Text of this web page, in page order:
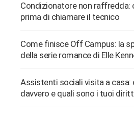
Condizionatore non raffredda:
prima di chiamare il tecnico
Come finisce Off Campus: la
della serie romance di Elle
Assistenti sociali visita a
davvero e quali sono i tuoi